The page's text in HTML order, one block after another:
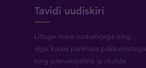
Tavidi uudiskiri
Liituge meie uudiskirjaga ning
olge kursis parimate pakkumistega
ning päevakajaliste ja oluliste